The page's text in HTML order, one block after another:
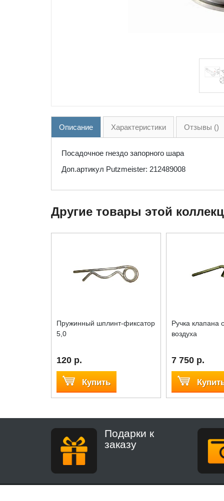
Описание Характеристики Отзывы ()
Посадочное гнездо запорного шара
Доп.артикул Putzmeister: 212489008
Другие товары этой
Пружинный шплинт-фиксатор
5,0
120 р.
Купить
Ручка клапана
воздуха
7 750 р.
Подарки к
заказу